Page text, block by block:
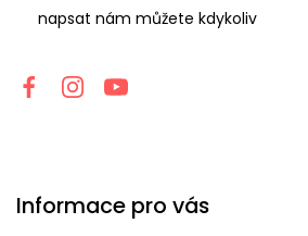
napsat nám můžete kdykoliv
Informace pro vás